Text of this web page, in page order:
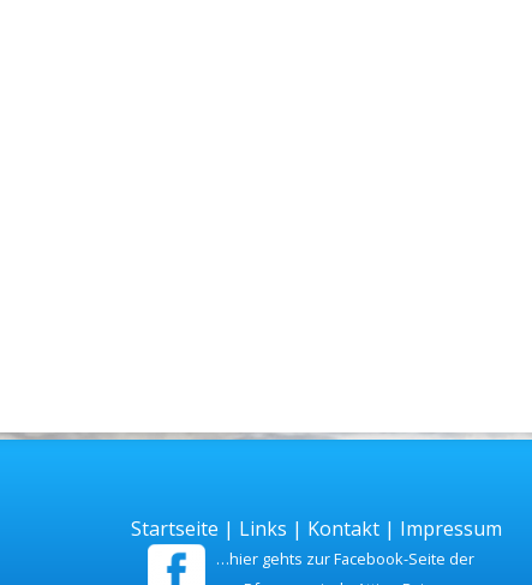
Startseite | Links | Kontakt| Impressum
…hier gehts zur Facebook-Seite der